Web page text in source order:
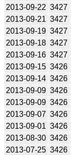
2013-09-22 3427
2013-09-21 3427
2013-09-19 3427
2013-09-18 3427
2013-09-16 3427
2013-09-15 3426
2013-09-14 3426
2013-09-09 3426
2013-09-09 3426
2013-09-07 3426
2013-09-01 3426
2013-08-30 3426
2013-07-25 3426